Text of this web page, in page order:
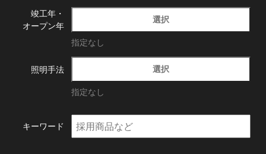
竣工年・
オープン年
選択
指定なし
照明手法 選択
指定なし
キーワード